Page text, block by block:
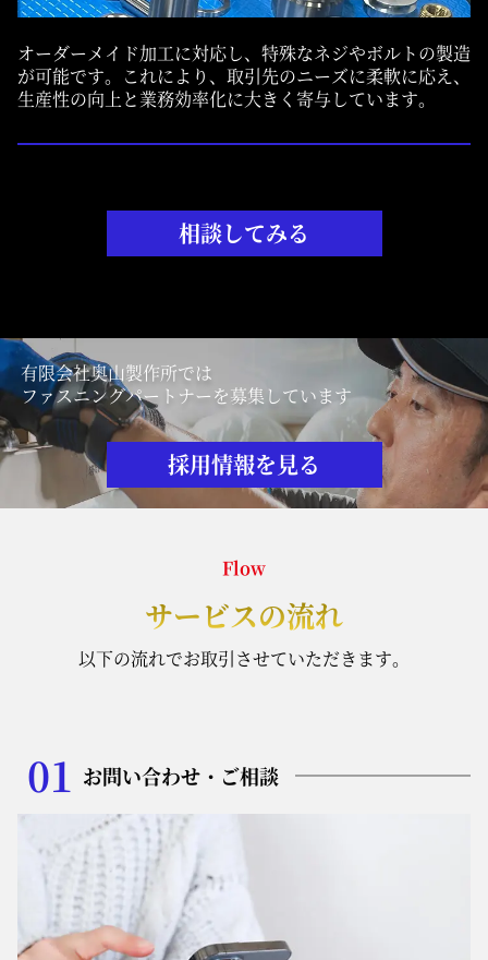
オーダーメイド加工に対応し、特殊なネジやボルトの製造
が可能です。これにより、取引先のニーズに柔軟に応え、
生産性の向上と業務効率化に大きく寄与しています。
相談してみる
採用情報を見る
有限会社奥山製作所では
ファスニングパートナーを募集しています
Flow
サービスの流れ
以下の流れでお取引させていただきます。
01 お問い合わせ・ご相談